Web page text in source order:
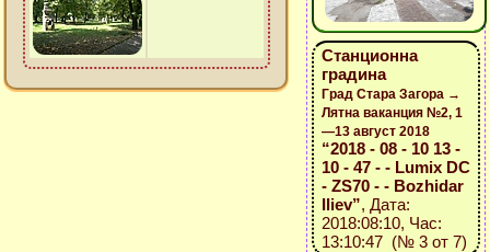
Станционна
градина
Град Стара Загора →
Лятна ваканция №2, 1
—13 август 2018
“2018 - 08 - 10 13 -
10 - 47 - - Lumix DC
- ZS70 - - Bozhidar
Iliev”, Дата:
2018:08:10, Час:
13:10:47 (№ 3 от 7)